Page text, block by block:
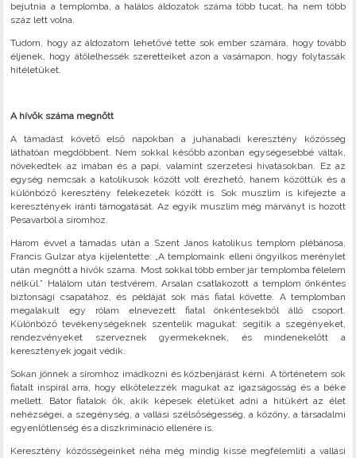
bejutnia a templomba, a halálos áldozatok száma több tucat, ha nem több
száz lett volna.
Tudom, hogy az áldozatom lehetővé tette sok ember számára, hogy tovább
éljenek, hogy átölelhessék szeretteiket azon a vasárnapon, hogy folytassák
hitéletüket.
A hívők száma megnőtt
A támadást követő első napokban a juhanabadi keresztény közösség
láthatóan megdöbbent. Nem sokkal később azonban egységesebbé váltak,
növekedtek az imában és a papi, valamint szerzetesi hivatásokban. Ez az
egység nemcsak a katolikusok között volt érezhető, hanem közöttük és a
különböző keresztény felekezetek között is. Sok muszlim is kifejezte a
keresztények iránti támogatását. Az egyik muszlim még márványt is hozott
Pesavarból a síromhoz.
Három évvel a támadás után a Szent János katolikus templom plébánosa,
Francis Gulzar atya kijelentette: „A templomaink elleni öngyilkos merénylet
után megnőtt a hívők száma. Most sokkal több ember jár templomba félelem
nélkül.” Halálom után testvérem, Arsalan csatlakozott a templom önkéntes
biztonsági csapatához, és példáját sok más fiatal követte. A templomban
megalakult egy rólam elnevezett fiatal önkéntesekből álló csoport.
Különböző tevékenységeknek szentelik magukat: segítik a szegényeket,
rendezvényeket szerveznek gyermekeknek, és mindenekelőtt a
keresztények jogait védik.
Sokan jönnek a síromhoz imádkozni és közbenjárást kérni. A történetem sok
fiatalt inspirál arra, hogy elkötelezzék magukat az igazságosság és a béke
mellett. Bátor fiatalok ők, akik képesek életüket adni a hitükért az élet
nehézségei, a szegénység, a vallási szélsőségesség, a közöny, a társadalmi
egyenlőtlenség és a diszkrimináció ellenére is.
Keresztény közösségeinket néha még mindig kissé megfélemlíti a vallási